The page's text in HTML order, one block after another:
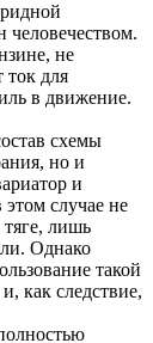
человечеством.
не
ток для
в движение.
схемы
но и
и
случае не
тяге, лишь
Однако
такой
как следствие,